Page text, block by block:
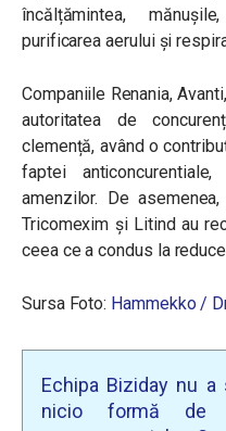
încălțămintea,
purificarea aerului şi
Companiile Renania,
autoritatea de
clemență, având o
faptei
amenzilor. De asemenea,
Tricomexim și Litind au
ceea ce a condus la
Sursa Foto: Hammekko /
Echipa Biziday nu
nicio formă de